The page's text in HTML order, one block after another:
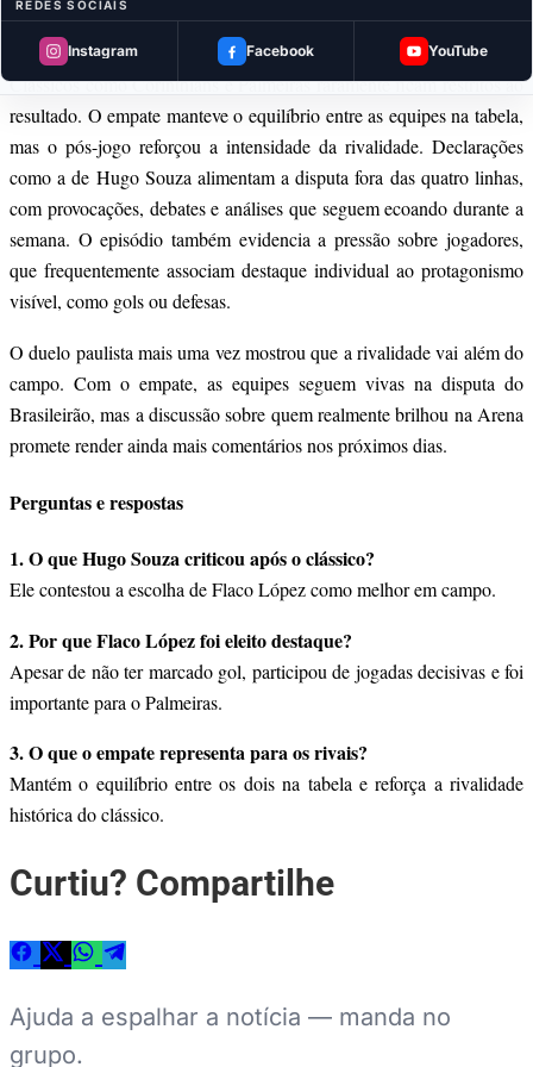
REDES SOCIAIS
Instagram Facebook YouTube
A rivalidade que transcende o placar
Clássicos como Corinthians e Palmeiras raramente ficam restritos ao
resultado. O empate manteve o equilíbrio entre as equipes na tabela,
mas o pós-jogo reforçou a intensidade da rivalidade. Declarações
como a de Hugo Souza alimentam a disputa fora das quatro linhas,
com provocações, debates e análises que seguem ecoando durante a
semana. O episódio também evidencia a pressão sobre jogadores,
que frequentemente associam destaque individual ao protagonismo
visível, como gols ou defesas.
O duelo paulista mais uma vez mostrou que a rivalidade vai além do
campo. Com o empate, as equipes seguem vivas na disputa do
Brasileirão, mas a discussão sobre quem realmente brilhou na Arena
promete render ainda mais comentários nos próximos dias.
Perguntas e respostas
1. O que Hugo Souza criticou após o clássico?
Ele contestou a escolha de Flaco López como melhor em campo.
2. Por que Flaco López foi eleito destaque?
Apesar de não ter marcado gol, participou de jogadas decisivas e foi
importante para o Palmeiras.
3. O que o empate representa para os rivais?
Mantém o equilíbrio entre os dois na tabela e reforça a rivalidade
histórica do clássico.
Curtiu? Compartilhe
Ajuda a espalhar a notícia — manda no
grupo.